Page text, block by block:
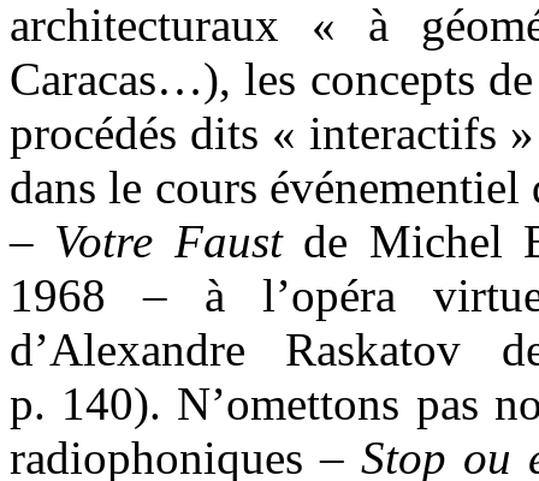
architecturaux « à
Caracas…), les concepts
procédés dits « interactifs
dans le cours événementiel
– Votre Faust de Michel
1968 – à l’opéra
d’Alexandre Raskatov
p. 140). N’omettons pas
radiophoniques –Stop ou